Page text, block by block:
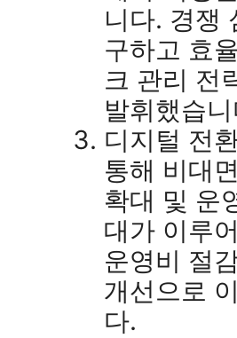
니다. 경쟁
구하고 효
크 관리 전
발휘했습
디지털 전
통해 비대
확대 및 운
대가 이루
운영비 절
개선으로
다.